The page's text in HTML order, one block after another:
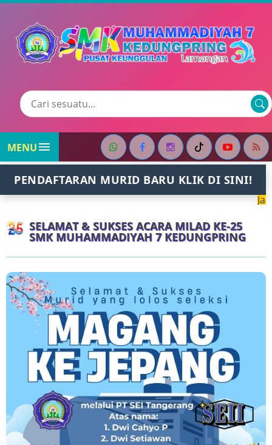
MENU
PENDAFTARAN MURID BARU KLIK DI SINI!
Jadwal
SELAMAT & SUKSES ACARA MILAD KE-25
SMK MUHAMMADIYAH 7 KEDUNGPRING